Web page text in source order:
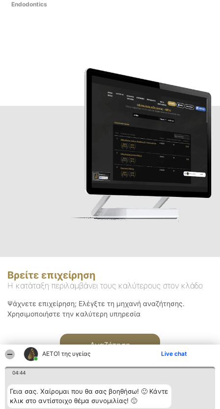
ΑΕΤΟΊ της υγείας Live chat
04:44
Γεια σας. Χαίρομαι που θα σας βοηθήσω! 🙂 Κάντε
κλικ στο αντίστοιχο θέμα συνομιλίας! 🙂
Endodontics
Βρείτε επιχείρηση
Η κατάταξη περιλαμβάνει τους καλύτερους στον κλάδο
Ψάχνετε επιχείρηση; Ελέγξτε τη μηχανή αναζήτησης.
Χρησιμοποιήστε την καλύτερη υπηρεσία
Αναζήτηση